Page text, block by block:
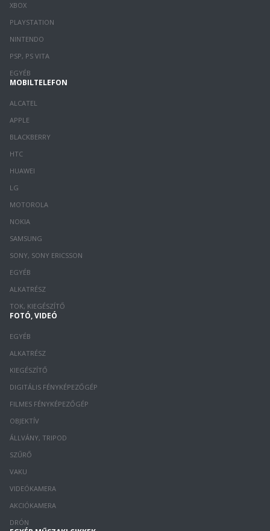
XBOX
PLAYSTATION
NINTENDO
PSP, PS VITA
EGYÉB
MOBILTELEFON
ALCATEL
APPLE
BLACKBERRY
HTC
HUAWEI
LG
MOTOROLA
NOKIA
SAMSUNG
SONY, SONY ERICSSON
EGYÉB
ALKATRÉSZ
TOK, KIEGÉSZÍTŐ
FOTÓ, VIDEÓ
EGYÉB
ALKATRÉSZ
KIEGÉSZÍTŐ
DIGITÁLIS FÉNYKÉPEZŐGÉP
FILMES FÉNYKÉPEZŐGÉP
OBJEKTÍV
ÁLLVÁNY, TRIPOD
SZŰRŐ
VAKU
VIDEÓKAMERA
AKCIÓKAMERA
DRÓN